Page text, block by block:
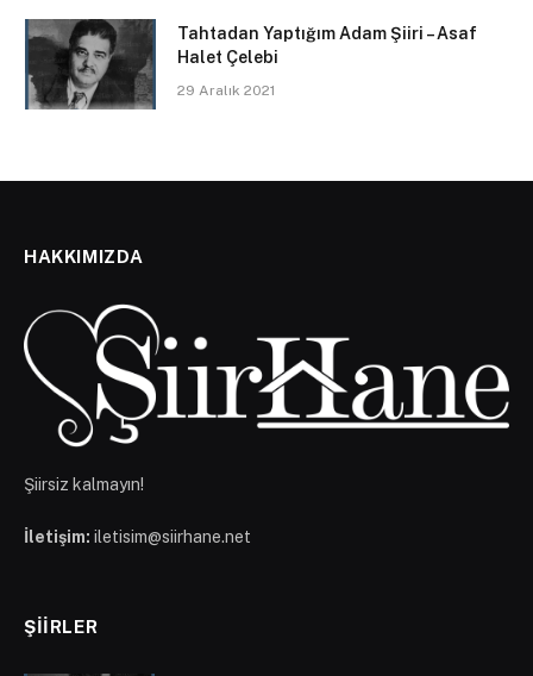
Tahtadan Yaptığım Adam Şiiri – Asaf
Halet Çelebi
29 Aralık 2021
HAKKIMIZDA
Şiirsiz kalmayın!
İletişim: iletisim@siirhane.net
ŞIIRLER